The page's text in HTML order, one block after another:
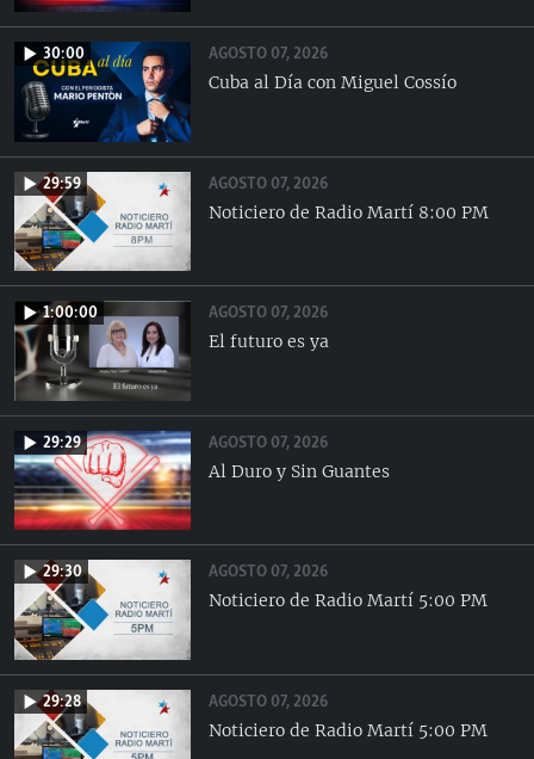
30:00
AGOSTO 07, 2026
Cuba al Día con Miguel Cossío
29:59
AGOSTO 07, 2026
Noticiero de Radio Martí 8:00 PM
1:00:00
AGOSTO 07, 2026
El futuro es ya
29:29
AGOSTO 07, 2026
Al Duro y Sin Guantes
29:30
AGOSTO 07, 2026
Noticiero de Radio Martí 5:00 PM
29:28
AGOSTO 07, 2026
Noticiero de Radio Martí 5:00 PM